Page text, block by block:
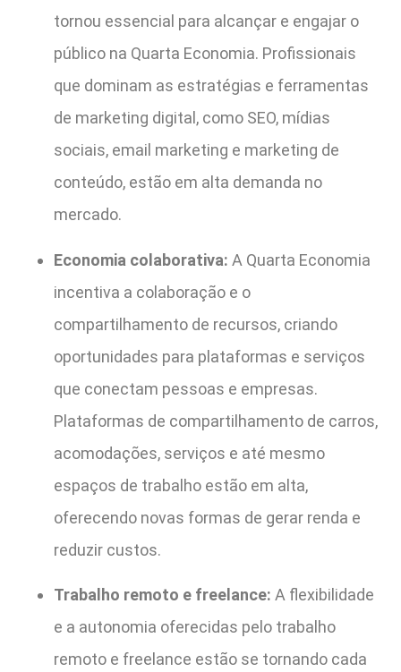
tornou essencial para alcançar e engajar o
público na Quarta Economia. Profissionais
que dominam as estratégias e ferramentas
de marketing digital, como SEO, mídias
sociais, email marketing e marketing de
conteúdo, estão em alta demanda no
mercado.
Economia colaborativa: A Quarta Economia
incentiva a colaboração e o
compartilhamento de recursos, criando
oportunidades para plataformas e serviços
que conectam pessoas e empresas.
Plataformas de compartilhamento de carros,
acomodações, serviços e até mesmo
espaços de trabalho estão em alta,
oferecendo novas formas de gerar renda e
reduzir custos.
Trabalho remoto e freelance: A flexibilidade
e a autonomia oferecidas pelo trabalho
remoto e freelance estão se tornando cada